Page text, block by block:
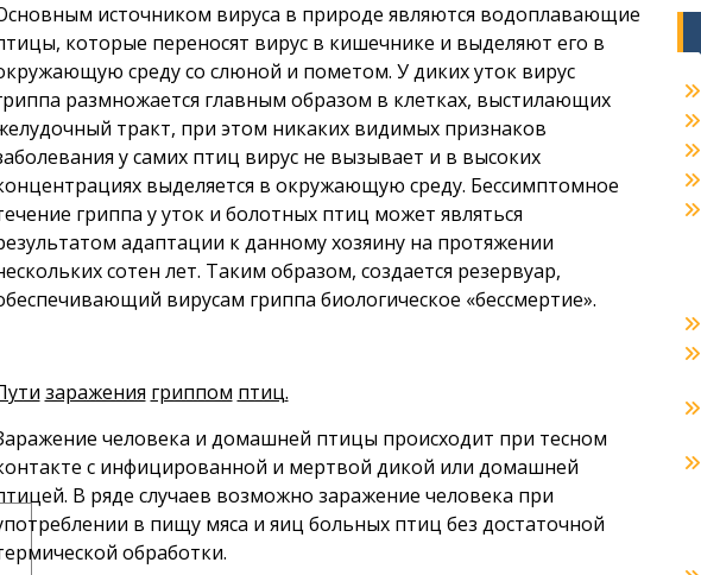
источником вируса в природе являются водоплавающие
которые переносят вирус в кишечнике и выделяют его в
среду со слюной и пометом. У диких уток вирус
размножается главным образом в клетках, выстилающих
тракт, при этом никаких видимых признаков
у самих птиц вирус не вызывает и в высоких
выделяется в окружающую среду. Бессимптомное
гриппа у уток и болотных птиц может являться
адаптации к данному хозяину на протяжении
сотен лет. Таким образом, создается резервуар,
вирусам гриппа биологическое «бессмертие».
заражения гриппом птиц.
человека и домашней птицы происходит при тесном
с инфицированной и мертвой дикой или домашней
В ряде случаев возможно заражение человека при
в пищу мяса и яиц больных птиц без достаточной
обработки.